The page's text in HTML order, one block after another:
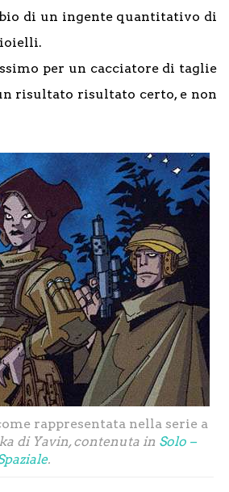
di un ingente quantitativo di
per un cacciatore di taglie
risultato risultato certo, e non
rappresentata nella serie a
di Yavin, contenuta in Solo –
.